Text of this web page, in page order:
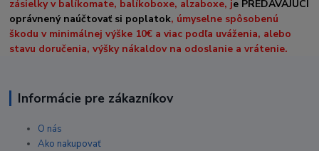
zásielky v balíkomate, balíkoboxe, alzaboxe, je PREDÁVAJÚCI
oprávnený naúčtovať si poplatok, úmyselne spôsobenú
škodu v minimálnej výške 10€ a viac podľa uváženia, alebo
stavu doručenia, výšky nákaldov na odoslanie a vrátenie.
Informácie pre zákazníkov
O nás
Ako nakupovať